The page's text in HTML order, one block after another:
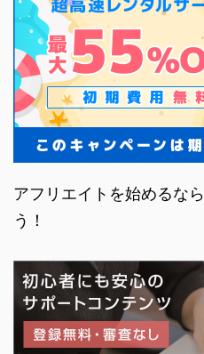
アフリエイトを始めるなら
う！